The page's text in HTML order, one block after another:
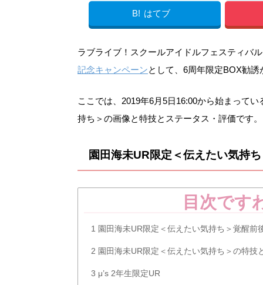
B! はてブ
ラブライブ！スクールアイドルフェスティバ
記念キャンペーンとして、6周年限定BOX勧誘
ここでは、2019年6月5日16:00から始まって
持ち＞の画像と特技とステータス・評価です。
園田海未UR限定＜伝えたい気持
目次です
1 園田海未UR限定＜伝えたい気持ち＞覚醒前
2 園田海未UR限定＜伝えたい気持ち＞の特技
3 μ’s 2年生限定UR